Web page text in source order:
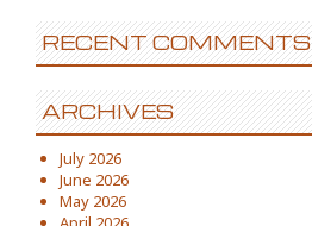
RECENT COMMENTS
ARCHIVES
July 2026
June 2026
May 2026